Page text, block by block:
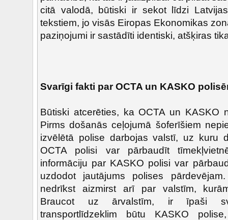
citā valodā, būtiski ir sekot līdzi
tekstiem, jo visās Eiropas Ekonomikas
paziņojumi ir sastādīti identiski, atšķiras
Svarīgi fakti par OCTA un KASKO
Būtiski atcerēties, ka OCTA un KASKO
Pirms došanās ceļojumā šoferīšiem
izvēlētā polise darbojas valstī, uz kuru
OCTA polisi var pārbaudīt
informāciju par KASKO polisi var
uzdodot jautājums polises
nedrīkst aizmirst arī par valstīm,
Braucot uz ārvalstīm, ir īpaši
transportlīdzeklim būtu KASKO